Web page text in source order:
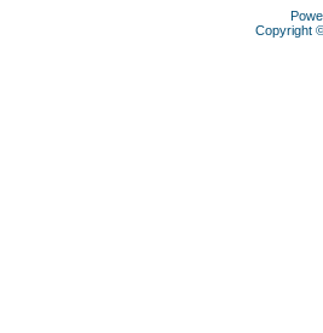
Copyright